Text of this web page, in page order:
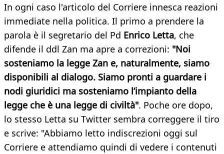
In ogni caso l'articolo del Corriere innesca reazioni
immediate nella politica. Il primo a prendere la
parola è il segretario del Pd Enrico Letta, che
difende il ddl Zan ma apre a correzioni: "Noi
sosteniamo la legge Zan e, naturalmente, siamo
disponibili al dialogo. Siamo pronti a guardare i
nodi giuridici ma sosteniamo l’impianto della
legge che è una legge di civiltà". Poche ore dopo,
lo stesso Letta su Twitter sembra correggere il tiro
e scrive: "Abbiamo letto indiscrezioni oggi sul
Corriere e attendiamo quindi di vedere i contenuti